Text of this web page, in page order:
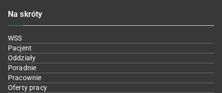
Na skróty
WSS
Pacjent
Oddziały
Poradnie
Pracownie
Oferty pracy